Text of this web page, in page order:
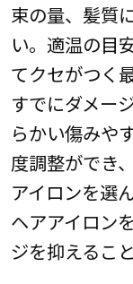
束の量、髪質
い。適温の目
てクセがつく
すでにダメー
らかい傷みや
度調整ができ
アイロンを選
ヘアアイロン
ジを抑えるこ